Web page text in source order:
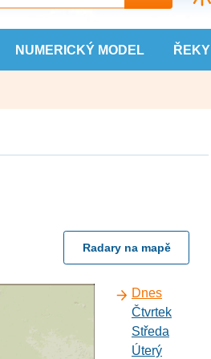
NUMERICKÝ MODEL ŘEKY
Radary na mapě
Dnes
Čtvrtek
Středa
Úterý